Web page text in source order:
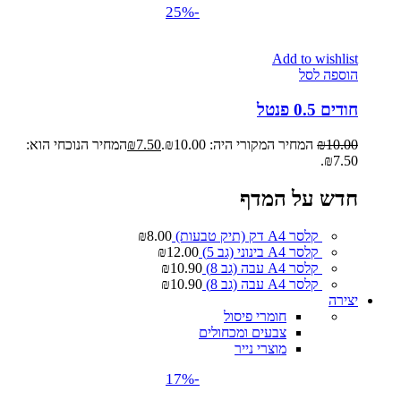
-25%
Add to wishlist
הוספה לסל
חודים 0.5 פנטל
₪10.00 המחיר המקורי היה: ₪10.00. ₪7.50
המחיר הנוכחי הוא:
₪7.50.
חדש על המדף
קלסר A4 דק (תיק טבעות) ₪8.00
קלסר A4 בינוני (גב 5)
₪12.00
קלסר A4 עבה (גב 8)
₪10.90
קלסר A4 עבה (גב 8)
₪10.90
יצירה
חומרי פיסול
צבעים ומכחולים
מוצרי נייר
-17%